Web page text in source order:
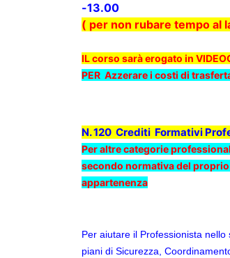
-13.00
( per non rubare tempo al
IL corso sarà erogato in
PER Azzerare i costi di
N. 120 Crediti Formativi
Per altre categorie
secondo normativa del
appartenenza
Per aiutare il Professionista
piani di Sicurezza,